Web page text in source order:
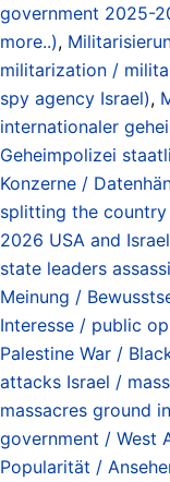
government 2025-
more..),
militarization /
spy agency Israel),
internationaler
Geheimpolizei
Konzerne /
splitting the
2026 USA and
state leaders
Meinung /
Interesse / public
Palestine War /
attacks Israel /
massacres ground
government / West
Popularität /